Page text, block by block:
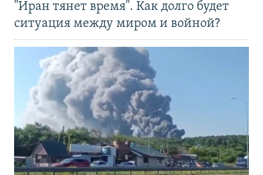
"Иран тянет время". Как долго будет
ситуация между миром и войной?